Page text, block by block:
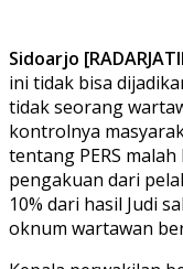
Sidoarjo
ini tidak bisa
tidak seorang
kontrolnya
tentang PERS
pengakuan dari
10% dari hasil Judi
oknum wartawan